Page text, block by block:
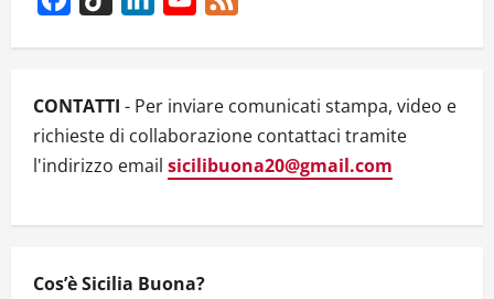
g
a
t
i
o
n
CONTATTI - Per inviare comunicati stampa, video e
richieste di collaborazione contattaci tramite
l'indirizzo email sicilibuona20@gmail.com
Cos’è Sicilia Buona?